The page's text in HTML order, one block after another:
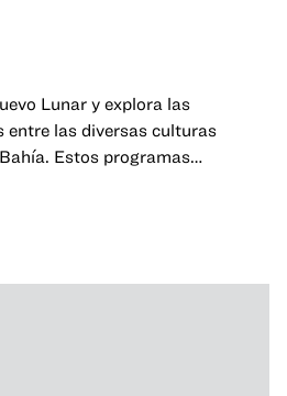
Lunar y explora las
entre las diversas culturas
Estos programas
del Año Nuevo Lunar a
comunidades AAPI se